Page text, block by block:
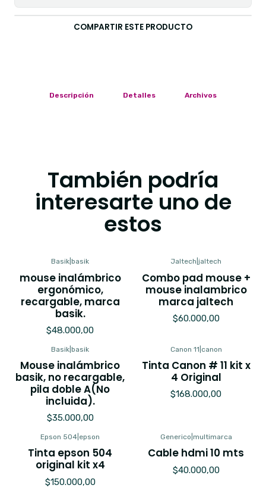
COMPARTIR ESTE PRODUCTO
Descripción Detalles Archivos
También podría
interesarte uno de
estos
Basik basik
mouse inalámbrico
ergonómico,
recargable, marca
basik.
$48.000,00
Jaltech jaltech
Combo pad mouse +
mouse inalambrico
marca jaltech
$60.000,00
Basik basik
Mouse inalámbrico
basik, no recargable,
pila doble A(No
incluida).
$35.000,00
Canon 11 canon
Tinta Canon # 11 kit x
4 Original
$168.000,00
Epson 504 epson
Tinta epson 504
original kit x4
$150.000,00
Generico multimarca
Cable hdmi 10 mts
$40.000,00